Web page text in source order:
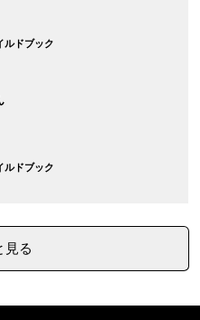
ルドブック
ルドブック
見る